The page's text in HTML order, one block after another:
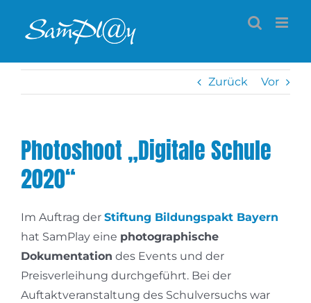
Inhalt
Zurück Vor
Photoshoot „Digitale Schule
2020“
Im Auftrag der Stiftung Bildungspakt Bayern
hat SamPlay eine photographische
Dokumentation des Events und der
Preisverleihung durchgeführt. Bei der
Auftaktveranstaltung des Schulversuchs war